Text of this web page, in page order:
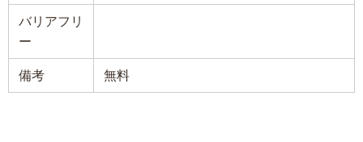
バリアフリ
ー
備考 無料